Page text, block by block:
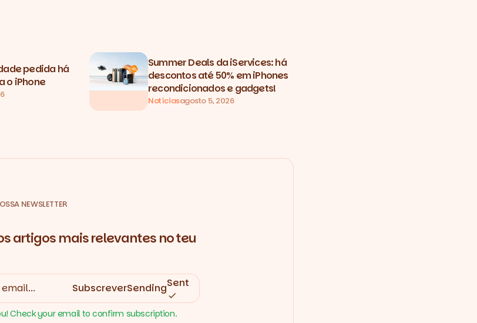
pedida há
o iPhone
Summer Deals da iServices: há
descontos até 50% em iPhones
recondicionados e gadgets!
Notíciasagosto 5, 2026
NEWSLETTER
artigos mais relevantes no teu
SubscreverSendingSent
Check your email to confirm subscription.